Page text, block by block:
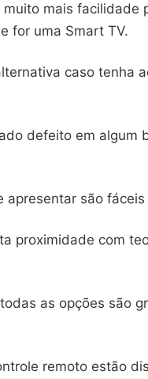
mais facilidade
for uma Smart TV.
caso tenha
defeito em algum
apresentar são fáceis
proximidade com
as opções são
remoto estão